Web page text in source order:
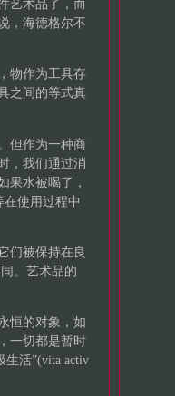
艺术品了，而
，海德格尔不
物作为工具存
之间的等式真
但作为一种商
，我们通过消
水被喝了，
在使用过程中
们被保持在良
。艺术品的
恒的对象，如
一切都是暂时
生活”(vita activ